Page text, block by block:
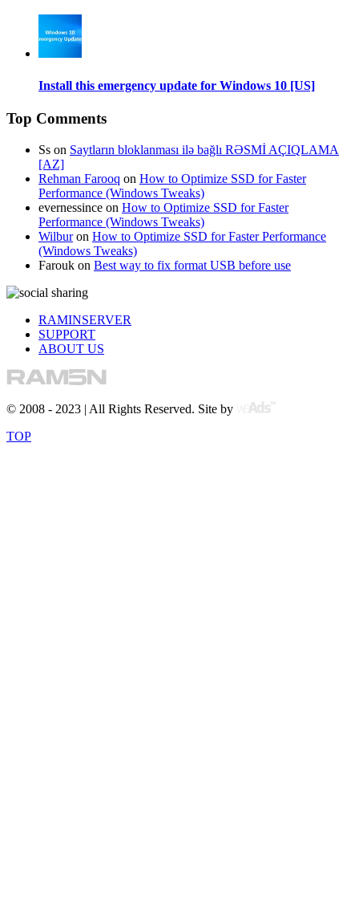
Install this emergency update for Windows 10 [US]
Top Comments
Ss on Saytların bloklanması ilə bağlı RƏSMİ AÇIQLAMA
[AZ]
Rehman Farooq on How to Optimize SSD for Faster
Performance (Windows Tweaks)
evernessince on How to Optimize SSD for Faster
Performance (Windows Tweaks)
Wilburon How to Optimize SSD for Faster Performance
(Windows Tweaks)
Farouk on Best way to fix format USB before use
RAMINSERVER
SUPPORT
ABOUT US
© 2008 - 2023 | All Rights Reserved. Site by
TOP